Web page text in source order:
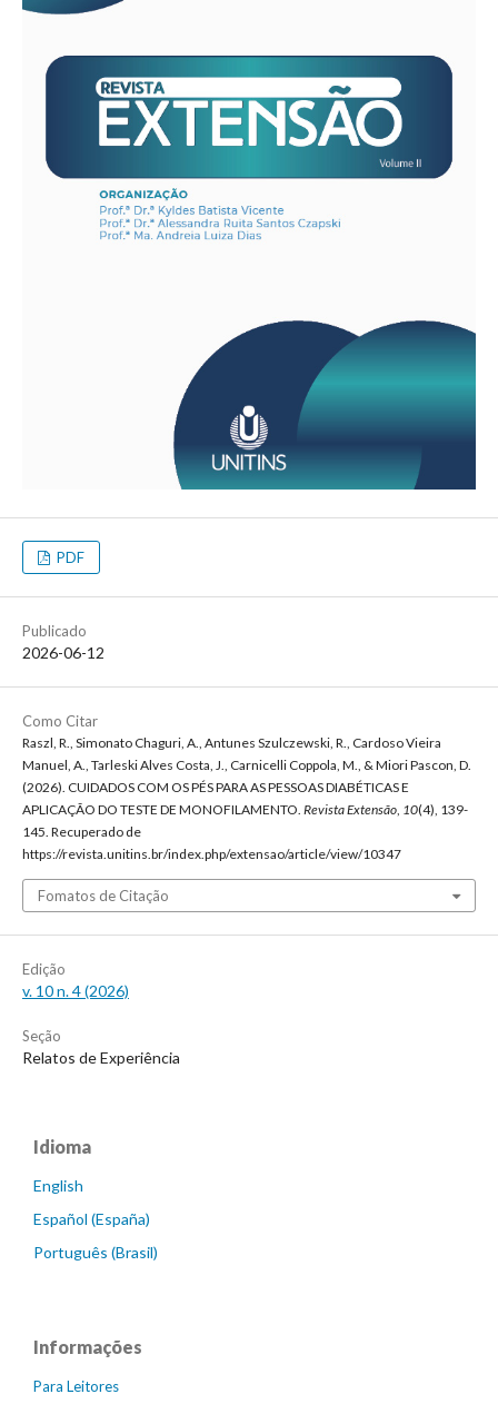
PDF
Publicado
2026-06-12
Como Citar
Raszl, R., Simonato Chaguri, A., Antunes Szulczewski, R., Cardoso Vieira
Manuel, A., Tarleski Alves Costa, J., Carnicelli Coppola, M., & Miori Pascon, D.
(2026). CUIDADOS COM OS PÉS PARA AS PESSOAS DIABÉTICAS E
APLICAÇÃO DO TESTE DE MONOFILAMENTO. Revista Extensão, 10(4), 139-
145. Recuperado de
https://revista.unitins.br/index.php/extensao/article/view/10347
Fomatos de Citação
Edição
v. 10 n. 4 (2026)
Seção
Relatos de Experiência
Idioma
English
Español (España)
Português (Brasil)
Informações
Para Leitores